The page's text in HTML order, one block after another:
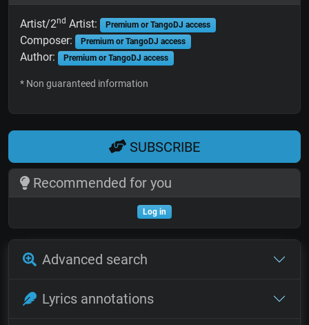
Artist/2nd Artist: Premium or TangoDJ access
Composer: Premium or TangoDJ access
Author: Premium or TangoDJ access
* Non guaranteed information
SUBSCRIBE
Recommended for you
Log in
Advanced search
Lyrics annotations